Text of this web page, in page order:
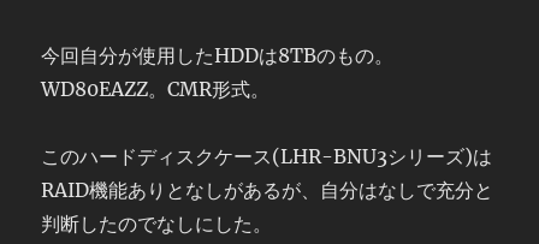
今回自分が使用したHDDは8TBのもの。
WD80EAZZ。CMR形式。
このハードディスクケース(LHR-BNU3シリーズ)は
RAID機能ありとなしがあるが、自分はなしで充分と
判断したのでなしにした。